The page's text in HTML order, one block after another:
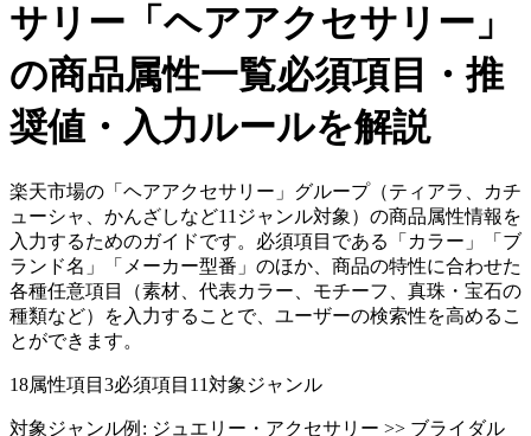
サリー「ヘアアクセサリー」
の商品属性一覧必須項目・推
奨値・入力ルールを解説
楽天市場の「ヘアアクセサリー」グループ（ティアラ、カチ
ューシャ、かんざしなど11ジャンル対象）の商品属性情報を
入力するためのガイドです。必須項目である「カラー」「ブ
ランド名」「メーカー型番」のほか、商品の特性に合わせた
各種任意項目（素材、代表カラー、モチーフ、真珠・宝石の
種類など）を入力することで、ユーザーの検索性を高めるこ
とができます。
18属性項目 3必須項目 11対象ジャンル
対象ジャンル例: ジュエリー・アクセサリー >> ブライダル